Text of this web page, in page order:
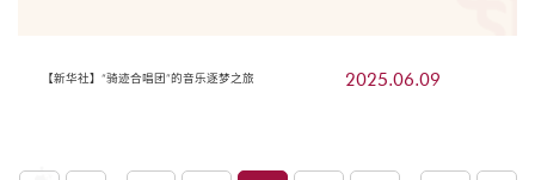
【新华社】“骑迹合唱团”的音乐逐梦之旅 2025.06.09